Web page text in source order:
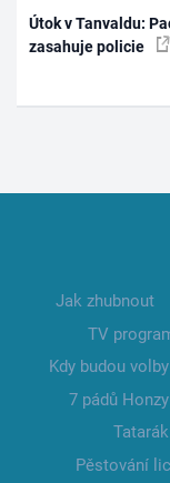
Útok v Tanvaldu:
zasahuje policie
Jak zhubnout
TV
Kdy budou volby
7 pádů
Pěstování